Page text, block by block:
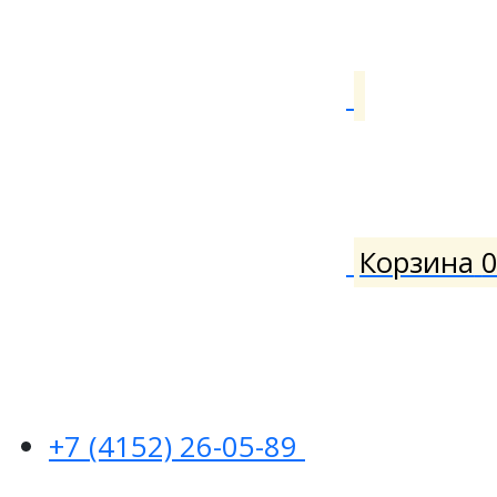
Корзина 0
+7 (4152) 26-05-89